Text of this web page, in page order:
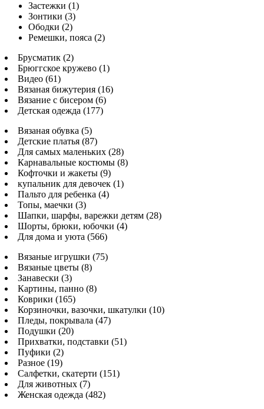
Застежки (1)
Зонтики (3)
Ободки (2)
Ремешки, пояса (2)
Брусматик (2)
Брюггское кружево (1)
Видео (61)
Вязаная бижутерия (16)
Вязание с бисером (6)
Детская одежда (177)
Вязаная обувка (5)
Детские платья (87)
Для самых маленьких (28)
Карнавальные костюмы (8)
Кофточки и жакеты (9)
купальник для девочек (1)
Пальто для ребенка (4)
Топы, маечки (3)
Шапки, шарфы, варежки детям (28)
Шорты, брюки, юбочки (4)
Для дома и уюта (566)
Вязаные игрушки (75)
Вязаные цветы (8)
Занавески (3)
Картины, панно (8)
Коврики (165)
Корзиночки, вазочки, шкатулки (10)
Пледы, покрывала (47)
Подушки (20)
Прихватки, подставки (51)
Пуфики (2)
Разное (19)
Салфетки, скатерти (151)
Для животных (7)
Женская одежда (482)